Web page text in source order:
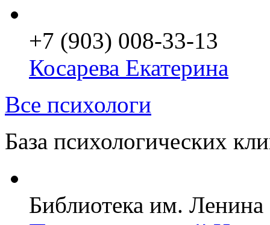
+7 (903) 008-33-13
Косарева Екатерина
Все психологи
База психологических
Библиотека им. Ленина